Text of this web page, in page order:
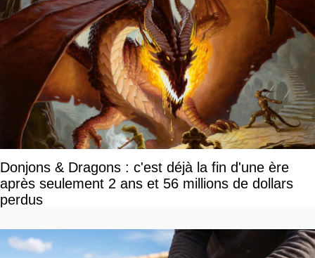
Donjons & Dragons : c'est déjà la fin d'une ère
après seulement 2 ans et 56 millions de dollars
perdus